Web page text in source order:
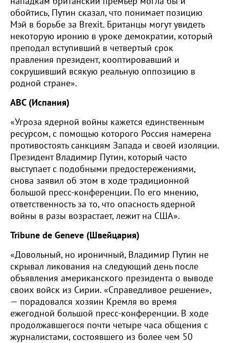
обойтись, Путин сказал, что понимает позицию
Мэй в борьбе за Brexit. Британцы могут увидеть
некоторую иронию в уроке демократии, который
преподал вступивший в четвертый срок
правления президент, кооптировавший и
сокрушивший всякую реальную оппозицию в
родной стране».
ABC (Испания)
«Угроза ядерной войны кажется единственным
ресурсом, с помощью которого Россия намерена
противостоять санкциям Запада и своей изоляции.
Президент Владимир Путин, который часто
выступает с подобными предостережениями,
снова заявил об этом в ходе традиционной
большой пресс-конференции. По его мнению,
ответственность за то, что опасность ядерной
войны в разы возрастает, лежит на США».
Tribune de Geneve (Швейцария)
«Довольный, но ироничный, Владимир Путин не
скрывал ликования на следующий день после
объявления американского президента о выводе
своих войск из Сирии. «Справедливое решение»,
— порадовался хозяин Кремля во время
ежегодной большой пресс-конференции. В ходе
продолжавшегося почти четыре часа общения с
журналистами, состоявшего из более чем 50